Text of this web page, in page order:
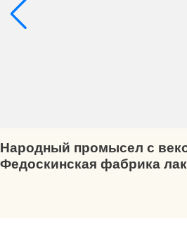
Народный промысел с
Федоскинская фабрика